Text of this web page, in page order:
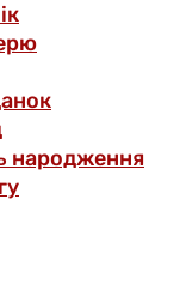
народження